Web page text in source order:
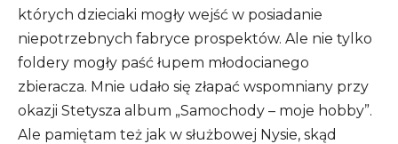
których dzieciaki mogły wejść w posiadanie
niepotrzebnych fabryce prospektów. Ale nie tylko
foldery mogły paść łupem młodocianego
zbieracza. Mnie udało się złapać wspomniany przy
okazji Stetysza album „Samochody – moje hobby”.
Ale pamiętam też jak w służbowej Nysie, skąd